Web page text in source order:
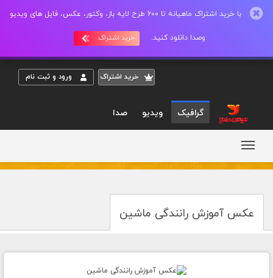
با خرید اشتراک ماهیانه تا 600 طرح لایه باز، وکتور، عکس، فایل های ویدیو
وصدا دانلود کنید. خرید اشتراک
خريد اشتراک ورود و ثبت نام
گرافیک ویدیو صدا
عکس آموزش رانندگی ماشین